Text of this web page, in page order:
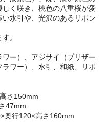
く咲き、桃色の八重桜が愛
水引や、光沢のあるリボン
。
ー）、アジサイ（プリザー
ワー）、水引、和紙、リボ
さ150mm
47mm
奥行120×高さ160mm